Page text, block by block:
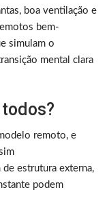
boa ventilação e
bem-
simulam o
mental clara
remoto, e
estrutura externa,
podem